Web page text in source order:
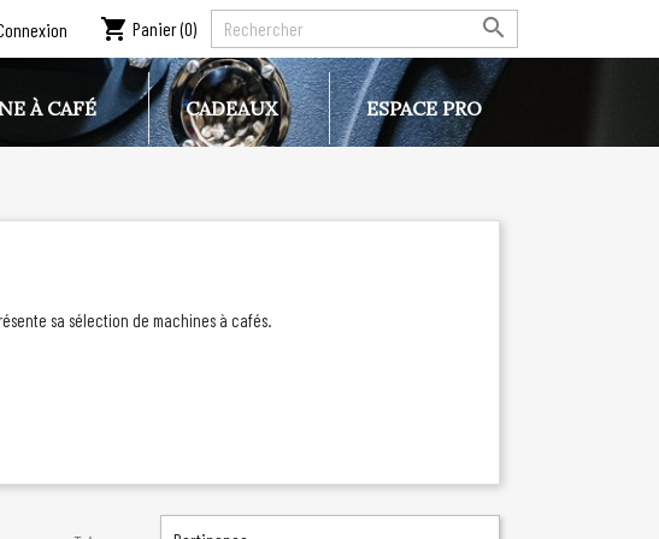
shopping_cart Panier(0) 
À CAFÉ CADEAUX ESPACE PRO
sa sélection de machines à cafés.